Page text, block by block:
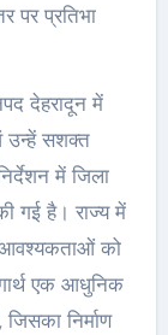
पर प्रतिभा
देहरादून में
उन्हें सशक्त
में जिला
गई है। राज्य में
आवश्यकताओं को
एक आधुनिक
निर्माण